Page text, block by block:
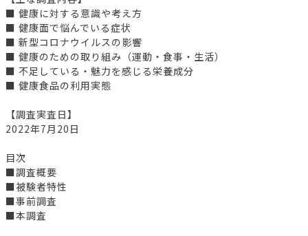
■ 健康に対する意識や考え方
■ 健康面で悩んでいる症状
■ 新型コロナウイルスの影響
■ 健康のための取り組み（運動・食事・生活）
■ 不足している・魅力を感じる栄養成分
■ 健康食品の利用実態
【調査実査日】
2022年7月20日
目次
■調査概要
■被験者特性
■事前調査
■本調査